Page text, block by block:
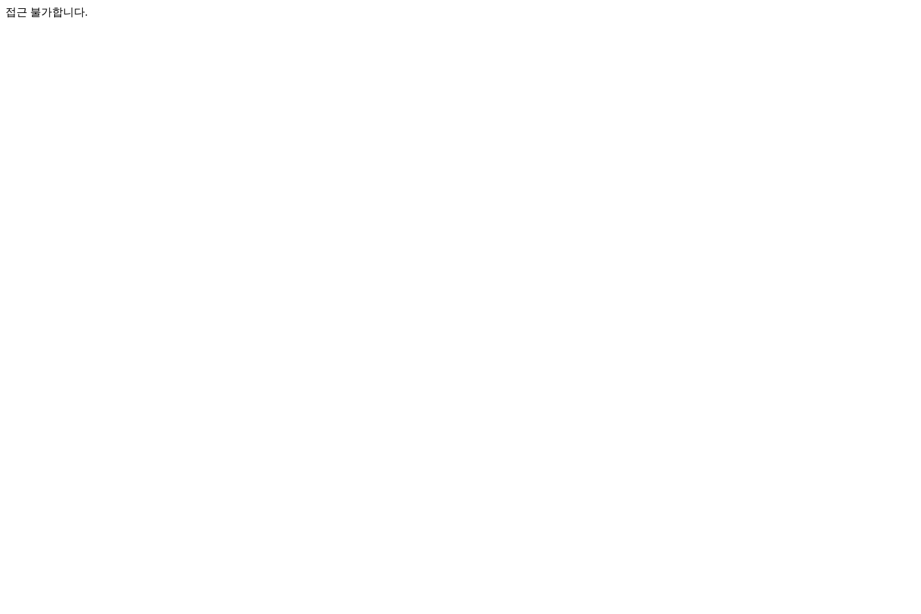
접근 불가합니다.